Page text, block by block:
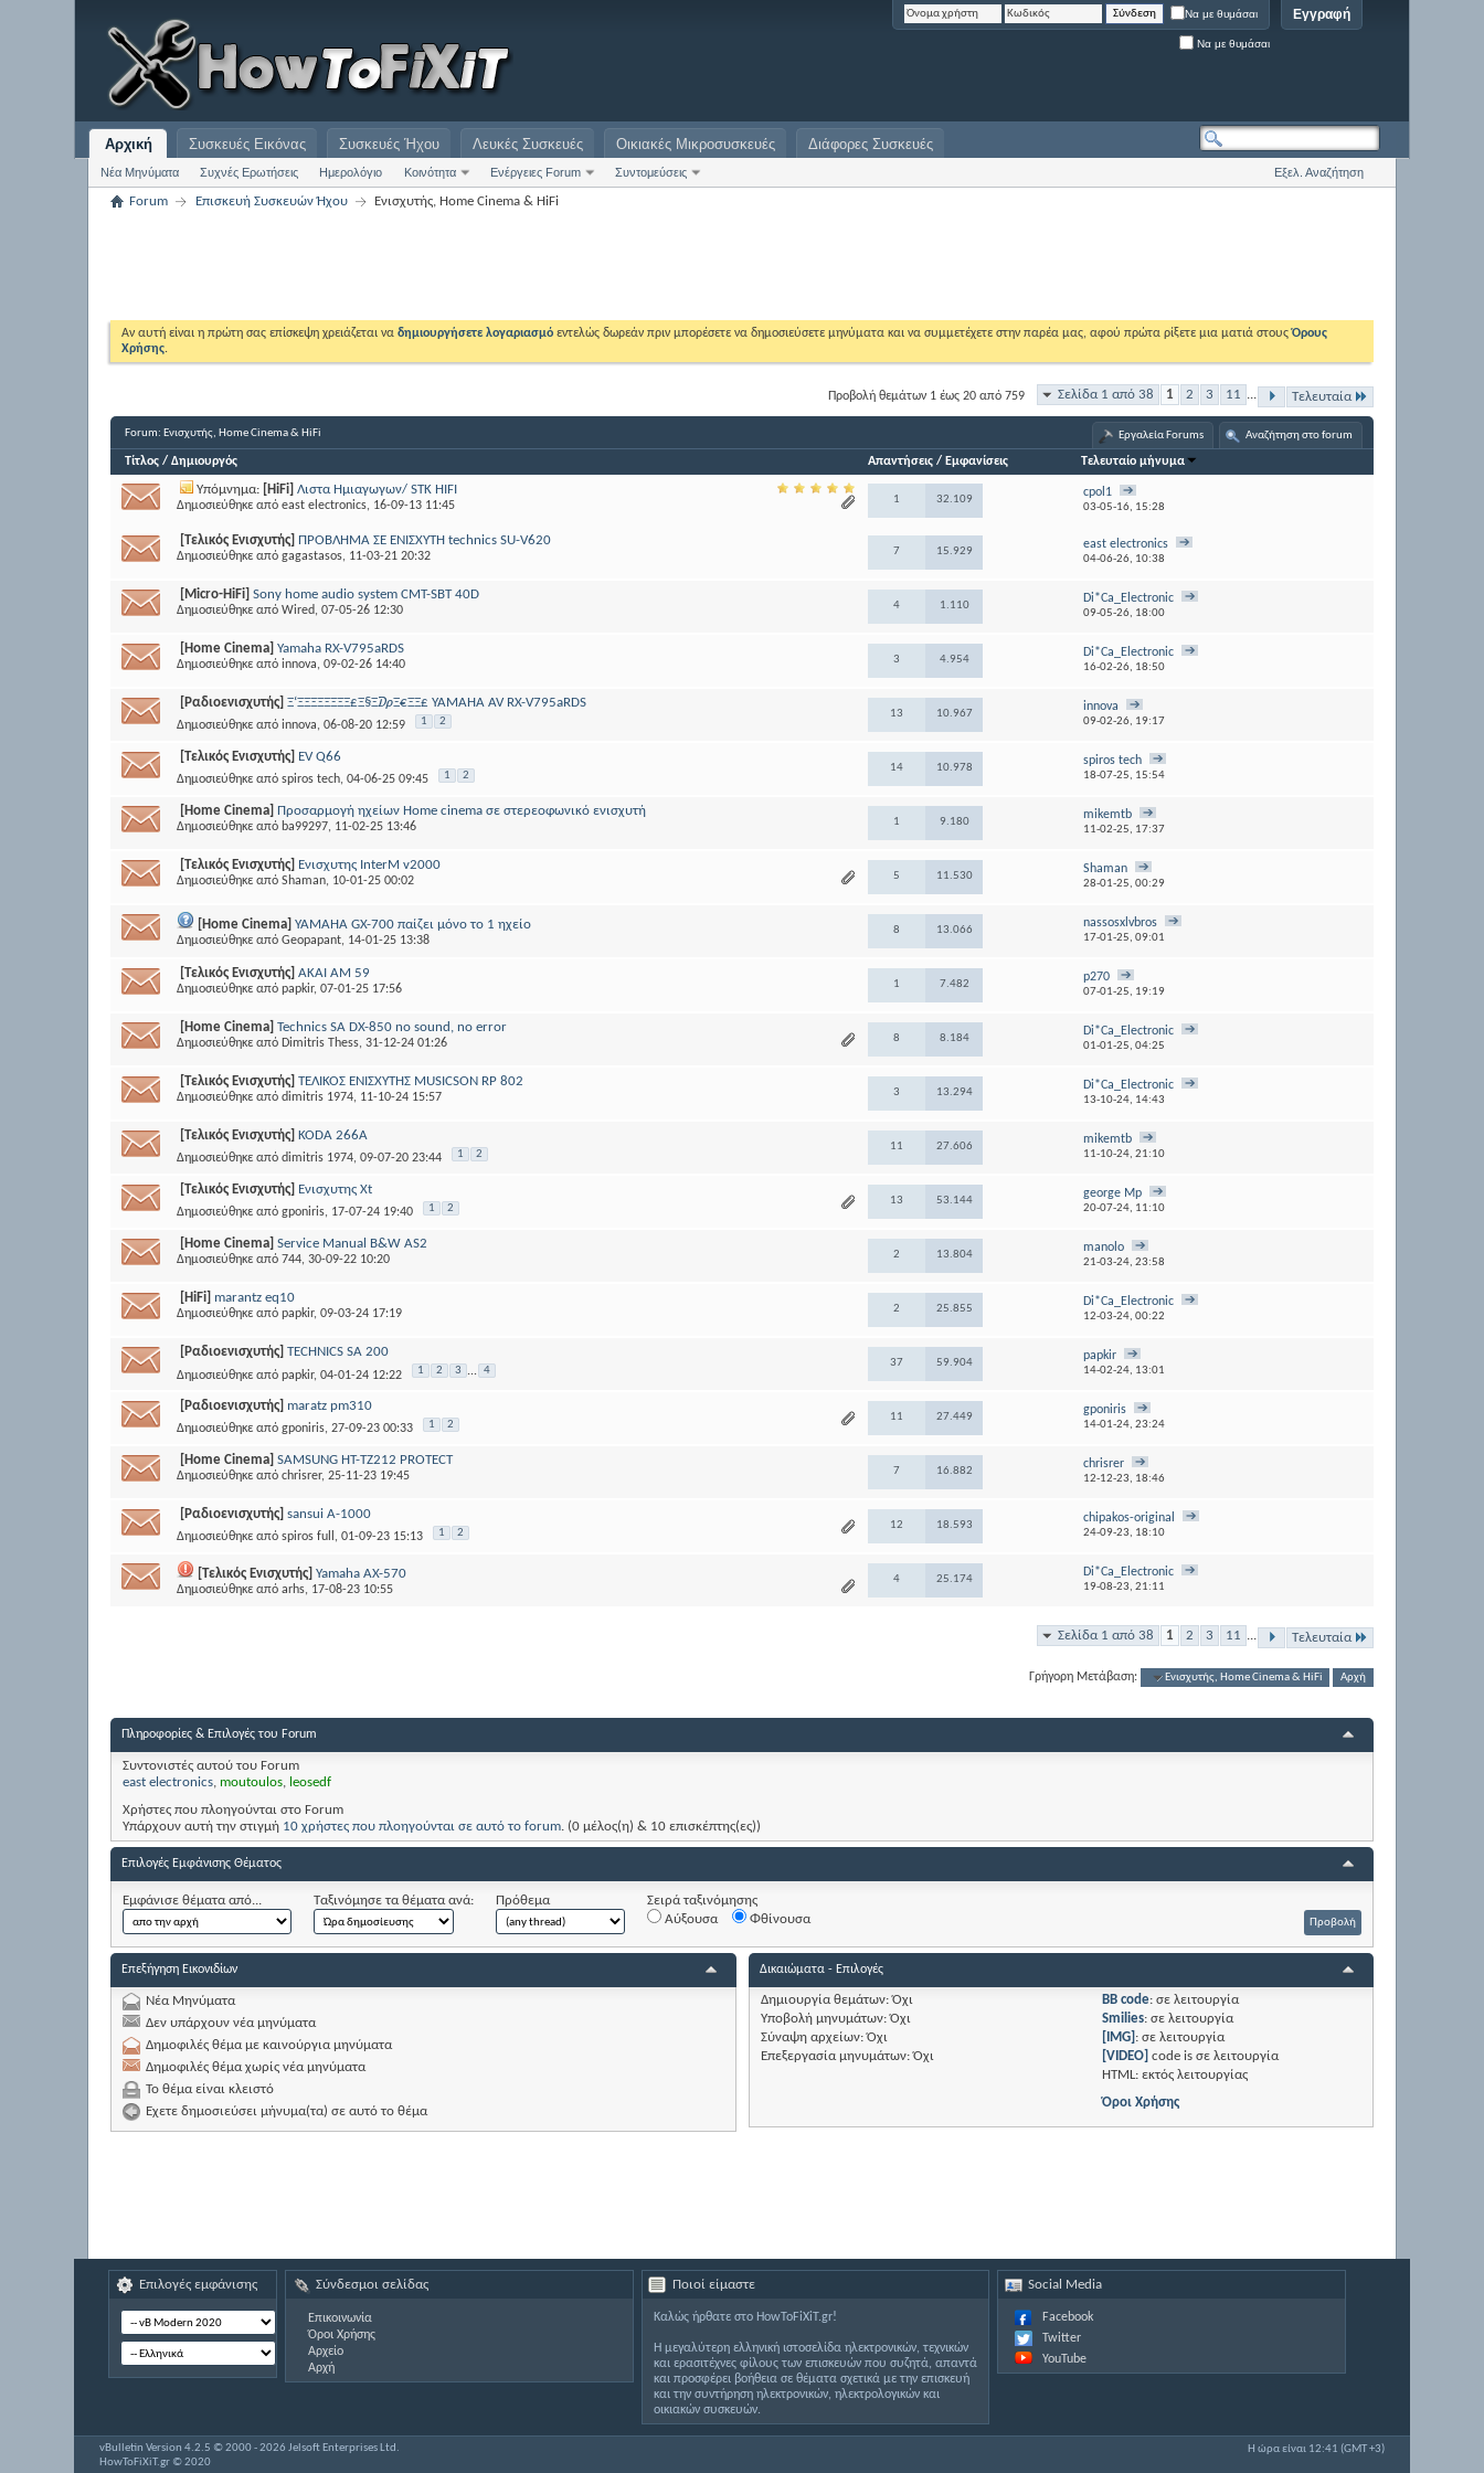
Εγγραφή
Να με θυμάσαι
Να με θυμάσαι
Αρχική
Νέα Μηνύματα Συχνές Ερωτήσεις Ημερολόγιο Κοινότητα Ενέργειες Forum Συντομεύσεις
Συσκευές Εικόνας Συσκευές Ήχου Λευκές Συσκευές Οικιακές Μικροσυσκευές Διάφορες Συσκευές
Εξελ. Αναζήτηση
Forum Επισκευή Συσκευών Ήχου Eνισχυτής, Home Cinema & HiFi
Αν αυτή είναι η πρώτη σας επίσκεψη χρειάζεται ναδημιουργήσετε λογαριασμό εντελώς δωρεάν πριν μπορέσετε να δημοσιεύσετε μηνύματα και να συμμετέχετε στην παρέα μας, αφού πρώτα ρίξετε μια ματιά στουςΌρους
Χρήσης.
Σελίδα 1 από 38 1 2 3 11 ... Τελευταία
Προβολή θεμάτων 1 έως 20 από 759
Forum: Eνισχυτής, Home Cinema & HiFi Εργαλεία Forums Αναζήτηση στο forum
Τίτλος /Δημιουργός Απαντήσεις/ Εμφανίσεις Τελευταίο μήνυμα
Υπόμνημα: [HiFi] Λιστα Ημιαγωγων/ STK HIFI
Δημοσιεύθηκε απόeast electronics, 16-09-13 11:45 1 32.109
cpol1
03-05-16, 15:28
[Τελικός Ενισχυτής] ΠΡΟΒΛΗΜΑ ΣΕ ΕΝΙΣΧΥΤΗ technics SU-V620
Δημοσιεύθηκε απόgagastasos, 11-03-21 20:32 7 15.929
east electronics
04-06-26, 10:38
[Micro-HiFi] Sony home audio system CMT-SBT 40D
Δημοσιεύθηκε απόWired, 07-05-26 12:30 4 1.110
Di*Ca_Electronic
09-05-26, 18:00
[Home Cinema] Yamaha RX-V795aRDS
Δημοσιεύθηκε απόinnova, 09-02-26 14:40 3 4.954
Di*Ca_Electronic
16-02-26, 18:50
[Ραδιοενισχυτής] Ξ‘ΞΞΞΞΞΞΞΞ£Ξ§Ξ₯Ξ€ΞΞ£ YAMAHA AV RX-V795aRDS
Δημοσιεύθηκε απόinnova, 06-08-20 12:59 1 2
13 10.967
innova
09-02-26, 19:17
[Τελικός Ενισχυτής] EV Q66
Δημοσιεύθηκε απόspiros tech, 04-06-25 09:45 1 2
14 10.978
spiros tech
18-07-25, 15:54
[Home Cinema] Προσαρμογή ηχείων Home cinema σε στερεοφωνικό ενισχυτή
Δημοσιεύθηκε από ba99297, 11-02-25 13:46 1 9.180
mikemtb
11-02-25, 17:37
[Τελικός Ενισχυτής] Ενισχυτης InterM v2000
Δημοσιεύθηκε απόShaman, 10-01-25 00:02 5 11.530
Shaman
28-01-25, 00:29
[Home Cinema] YAMAHA GX-700 παίζει μόνο το 1 ηχείο
Δημοσιεύθηκε απόGeopapant, 14-01-25 13:38
8 13.066
nassosxlvbros
17-01-25, 09:01
[Τελικός Ενισχυτής] AKAI AM 59
Δημοσιεύθηκε απόpapkir, 07-01-25 17:56 1 7.482
p270
07-01-25, 19:19
[Home Cinema] Technics SA DX-850 no sound, no error
Δημοσιεύθηκε από Dimitris Thess, 31-12-24 01:26 8 8.184
Di*Ca_Electronic
01-01-25, 04:25
[Τελικός Ενισχυτής] ΤΕΛΙΚΟΣ ΕΝΙΣΧΥΤΗΣ MUSICSON RP 802
Δημοσιεύθηκε απόdimitris 1974, 11-10-24 15:57 3 13.294
Di*Ca_Electronic
13-10-24, 14:43
[Τελικός Ενισχυτής] KODA 266A
Δημοσιεύθηκε απόdimitris 1974, 09-07-20 23:44 1 2
11 27.606
mikemtb
11-10-24, 21:10
[Τελικός Ενισχυτής] Ενισχυτης Xt
Δημοσιεύθηκε απόgponiris, 17-07-24 19:40 1 2
13 53.144
george Mp
20-07-24, 11:10
[Home Cinema] Service Manual B&W AS2
Δημοσιεύθηκε από744, 30-09-22 10:20 2 13.804
manolo
21-03-24, 23:58
[HiFi] marantz eq10
Δημοσιεύθηκε απόpapkir, 09-03-24 17:19 2 25.855
Di*Ca_Electronic
12-03-24, 00:22
[Ραδιοενισχυτής] TECHNICS SA 200
Δημοσιεύθηκε απόpapkir, 04-01-24 12:22 1 2 3 ... 4
37 59.904
papkir
14-02-24, 13:01
[Ραδιοενισχυτής] maratz pm310
Δημοσιεύθηκε απόgponiris, 27-09-23 00:33 1 2
11 27.449
gponiris
14-01-24, 23:24
[Home Cinema] SAMSUNG HT-TZ212 PROTECT
Δημοσιεύθηκε απόchrisrer, 25-11-23 19:45 7 16.882
chrisrer
12-12-23, 18:46
[Ραδιοενισχυτής] sansui A-1000
Δημοσιεύθηκε απόspiros full , 01-09-23 15:13 1 2
12 18.593
chipakos-original
24-09-23, 18:10
[Τελικός Ενισχυτής] Yamaha AX-570
Δημοσιεύθηκε απόarhs, 17-08-23 10:55
4 25.174
Di*Ca_Electronic
19-08-23, 21:11
Σελίδα 1 από 38 1 2 3 11 ... Τελευταία
Γρήγορη Μετάβαση: Eνισχυτής, Home Cinema & HiFi Αρχή
Πληροφορίες & Επιλογές του Forum
Συντονιστές αυτού του Forum
east electronics, moutoulos, leosedf
Χρήστες που πλοηγούνται στο Forum
Υπάρχουν αυτή την στιγμή 10 χρήστες που πλοηγούνται σε αυτό το forum. (0 μέλος(η) & 10 επισκέπτης(ες))
Επιλογές Εμφάνισης Θέματος
Εμφάνισε θέματα από... Ταξινόμησε τα θέματα ανά: Πρόθεμα
Σειρά ταξινόμησης
Αύξουσα
Φθίνουσα
Επεξήγηση Εικονιδίων
Νέα Μηνύματα
Δεν υπάρχουν νέα μηνύματα
Δημοφιλές θέμα με καινούργια μηνύματα
Δημοφιλές θέμα χωρίς νέα μηνύματα
Το θέμα είναι κλειστό
Εχετε δημοσιεύσει μήνυμα(τα) σε αυτό το θέμα
Δικαιώματα - Επιλογές
Δημιουργία θεμάτων:Όχι
Υποβολή μηνυμάτων:Όχι
Σύναψη αρχείων:Όχι
Επεξεργασία μηνυμάτων:Όχι
BB code:σε λειτουργία
Smilies:σε λειτουργία
[IMG] :σε λειτουργία
[VIDEO] code isσε λειτουργία
HTML:εκτός λειτουργίας
Όροι Χρήσης
Επιλογές εμφάνισης Σύνδεσμοι σελίδας
Επικοινωνία
Όροι Χρήσης
Αρχείο
Αρχή
Ποιοί είμαστε
Καλώς ήρθατε στο HowToFiXiT.gr!
Η μεγαλύτερη ελληνική ιστοσελίδα ηλεκτρονικών, τεχνικών
και ερασιτέχνες φίλους των επισκευών που συζητά, απαντά
και προσφέρει βοήθεια σε θέματα σχετικά με την επισκευή
και την συντήρηση ηλεκτρονικών, ηλεκτρολογικών και
οικιακών συσκευών.
Social Media
Facebook
Twitter
YouTube
Η ώρα είναι 12:41 (GMT +3)
vBulletin Version 4.2.5 © 2000 - 2026 Jelsoft Enterprises Ltd.
HowToFiXiT.gr © 2020